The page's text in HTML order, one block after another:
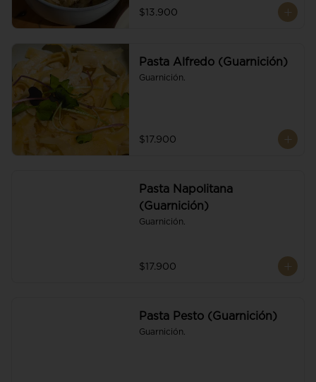
$13.900
Pasta Alfredo (Guarnición)
Guarnición.
$17.900
Pasta Napolitana
(Guarnición)
Guarnición.
$17.900
Pasta Pesto (Guarnición)
Guarnición.